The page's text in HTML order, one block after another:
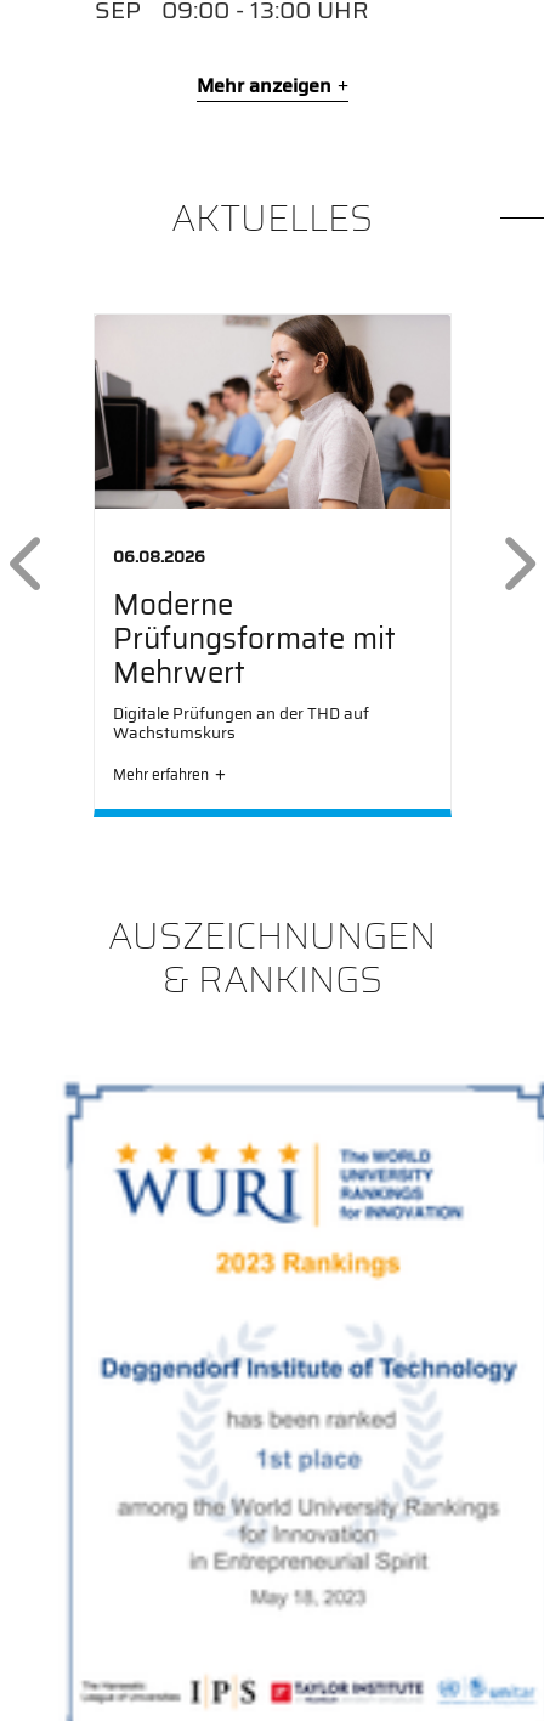
SEP 09:00 - 13:00 UHR
Mehr anzeigen
AKTUELLES
Previous
06.08.2026
Moderne
Prüfungsformate mit
Mehrwert
Digitale Prüfungen an der THD auf
Wachstumskurs
Mehr erfahren
AUSZEICHNUNGEN
& RANKINGS